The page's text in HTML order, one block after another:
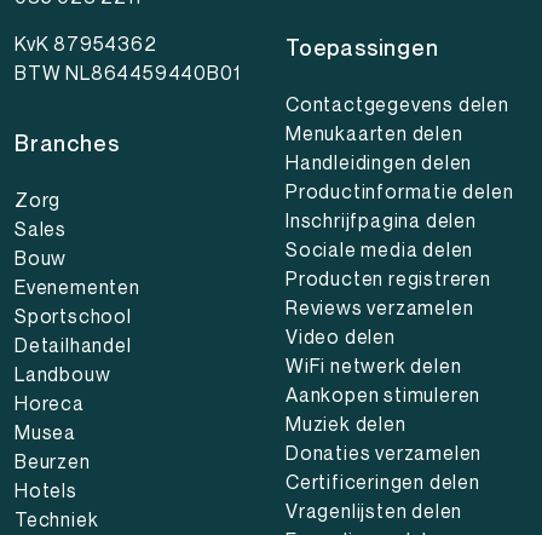
KvK 87954362
BTW NL864459440B01
Branches
Zorg
Sales
Bouw
Evenementen
Sportschool
Detailhandel
Landbouw
Horeca
Musea
Beurzen
Hotels
Techniek
Toepassingen
Contactgegevens delen
Menukaarten delen
Handleidingen delen
Productinformatie delen
Inschrijfpagina delen
Sociale media delen
Producten registreren
Reviews verzamelen
Video delen
WiFi netwerk delen
Aankopen stimuleren
Muziek delen
Donaties verzamelen
Certificeringen delen
Vragenlijsten delen